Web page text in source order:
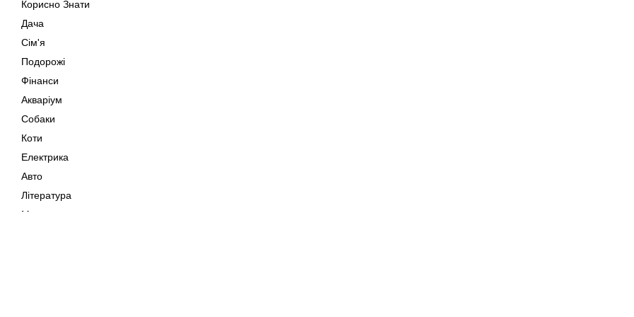
Корисно Знати
Дача
Сім'я
Подорожі
Фінанси
Акваріум
Собаки
Коти
Електрика
Авто
Література
Музика